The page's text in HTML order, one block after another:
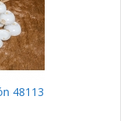
48113